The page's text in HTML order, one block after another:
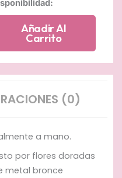
Añadir Al
Carrito
(0)
a mano.
por flores doradas
metal bronce